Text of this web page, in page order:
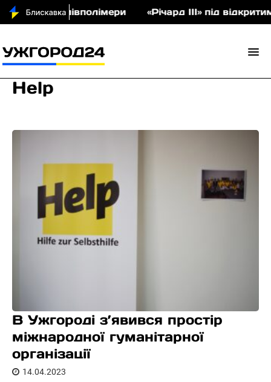
співполімери «Річард ІІІ» під
Help
В Ужгороді з’явився простір
міжнародної гуманітарної
організації
14.04.2023